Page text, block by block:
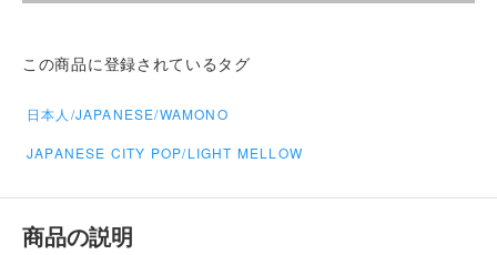
この商品に登録されているタグ
日本人/JAPANESE/WAMONO
JAPANESE CITY POP/LIGHT MELLOW
商品の説明